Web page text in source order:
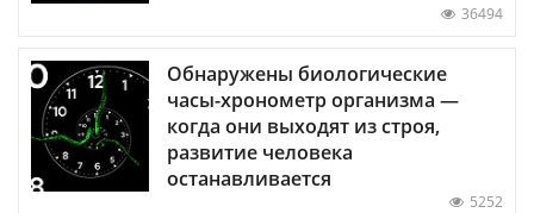
36494
Обнаружены биологические
часы-хронометр организма —
когда они выходят из строя,
развитие человека
останавливается
5252